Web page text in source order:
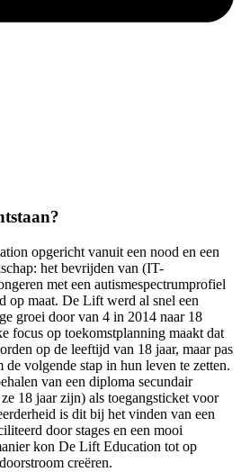
opgericht vanuit een nood en een
het bevrijden van (IT-
met een autismespectrumprofiel
op maat. De Lift werd al snel een
groei door van 4 in 2014 naar 18
focus op toekomstplanning maakt dat
op de leeftijd van 18 jaar, maar pas
volgende stap in hun leven te zetten.
van een diploma secundair
18 jaar zijn) als toegangsticket voor
is dit bij het vinden van een
door stages en een mooi
kon De Lift Education tot op
creëren.